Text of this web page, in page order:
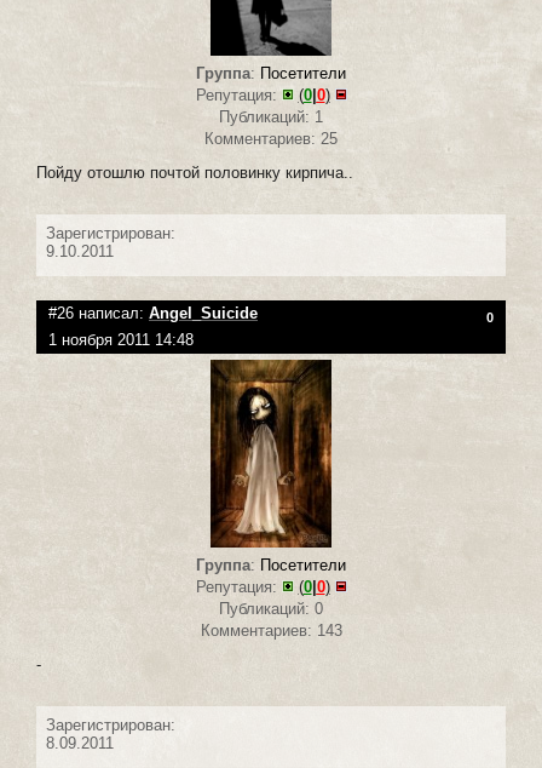
Группа: Посетители
Репутация:
(0| 0)
Публикаций: 1
Комментариев: 25
Пойду отошлю почтой половинку кирпича..
Зарегистрирован:
9.10.2011
#26 написал: Angel_Suicide 0
1 ноября 2011 14:48
Группа: Посетители
Репутация:
(0| 0)
Публикаций: 0
Комментариев: 143
-
Зарегистрирован:
8.09.2011